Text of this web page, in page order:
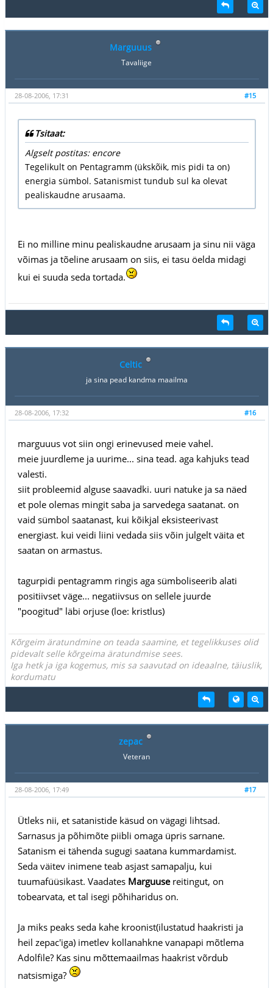
Marguuus
Tavaliige
#15
28-08-2006, 17:31
Tsitaat:
Algselt postitas: encore
Tegelikult on Pentagramm (ükskõik, mis pidi ta on)
energia sümbol. Satanismist tundub sul ka olevat
pealiskaudne arusaama.
Ei no milline minu pealiskaudne arusaam ja sinu nii väga
võimas ja tõeline arusaam on siis, ei tasu öelda midagi
kui ei suuda seda tortada.
Celtic
ja sina pead kandma maailma
#16
28-08-2006, 17:32
marguuus vot siin ongi erinevused meie vahel.
meie juurdleme ja uurime... sina tead. aga kahjuks tead
valesti.
siit probleemid alguse saavadki. uuri natuke ja sa näed
et pole olemas mingit saba ja sarvedega saatanat. on
vaid sümbol saatanast, kui kõikjal eksisteerivast
energiast. kui veidi liini vedada siis võin julgelt väita et
saatan on armastus.
tagurpidi pentagramm ringis aga sümboliseerib alati
positiivset väge... negatiivsus on sellele juurde
"poogitud" läbi orjuse (loe: kristlus)
Kõrgeim äratundmine on teada saamine, et tegelikkuses olid
pidevalt selle kõrgeima äratundmise sees.
Iga hetk ja iga kogemus, mis sa saavutad on ideaalne, täiuslik,
kordumatu
zepac
Veteran
#17
28-08-2006, 17:49
Ütleks nii, et satanistide käsud on vägagi lihtsad.
Sarnasus ja põhimõte piibli omaga üpris sarnane.
Satanism ei tähenda sugugi saatana kummardamist.
Seda väitev inimene teab asjast samapalju, kui
tuumafüüsikast. Vaadates Marguusereitingut, on
tobearvata, et tal isegi põhiharidus on.
Ja miks peaks seda kahe kroonist(ilustatud haakristi ja
heil zepac'iga) imetlev kollanahkne vanapapi mõtlema
Adolfile? Kas sinu mõttemaailmas haakrist võrdub
natsismiga?